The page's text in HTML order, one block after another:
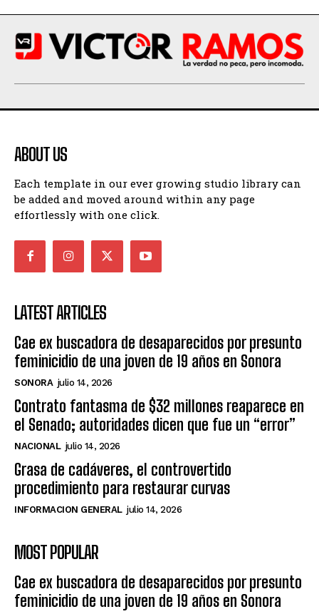
ABOUT US
Each template in our ever growing studio library can
be added and moved around within any page
effortlessly with one click.
LATEST ARTICLES
Cae ex buscadora de desaparecidos por presunto
feminicidio de una joven de 19 años en Sonora
SONORA julio 14, 2026
Contrato fantasma de $32 millones reaparece en
el Senado; autoridades dicen que fue un “error”
NACIONAL julio 14, 2026
Grasa de cadáveres, el controvertido
procedimiento para restaurar curvas
INFORMACION GENERAL julio 14, 2026
MOST POPULAR
Cae ex buscadora de desaparecidos por presunto
feminicidio de una joven de 19 años en Sonora